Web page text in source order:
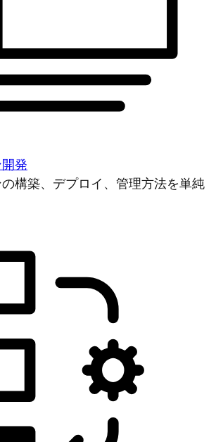
発
構築、デプロイ、管理方法を単純